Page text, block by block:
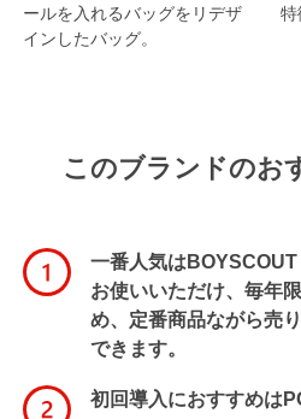
ールを入れるバッグをリデザ
インしたバッグ。
特
このブランドのお
一番人気は
お使いいただけ、毎年
め、定番商品ながら売
できます。
初回導入におすすめは